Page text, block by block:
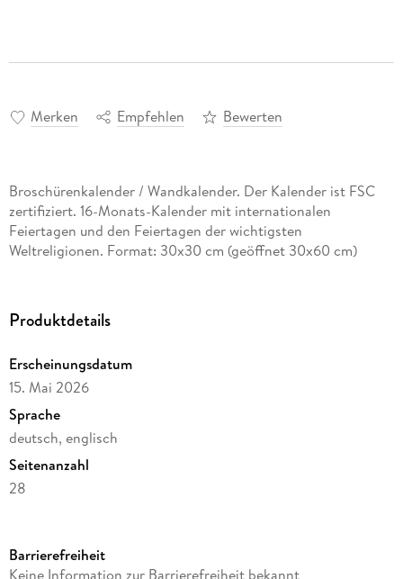
Merken Empfehlen Bewerten
Broschürenkalender / Wandkalender. Der Kalender ist FSC
zertifiziert. 16-Monats-Kalender mit internationalen
Feiertagen und den Feiertagen der wichtigsten
Weltreligionen. Format: 30x30 cm (geöffnet 30x60 cm)
Produktdetails
Erscheinungsdatum
15. Mai 2026
Sprache
deutsch, englisch
Seitenanzahl
28
Verlag/Hersteller
Barrierefreiheit
Keine Information zur Barrierefreiheit bekannt